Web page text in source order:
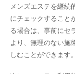
メンズエステを継続
にチェックすること
る場合は、事前にセ
より、無理のない施
しむことができます。